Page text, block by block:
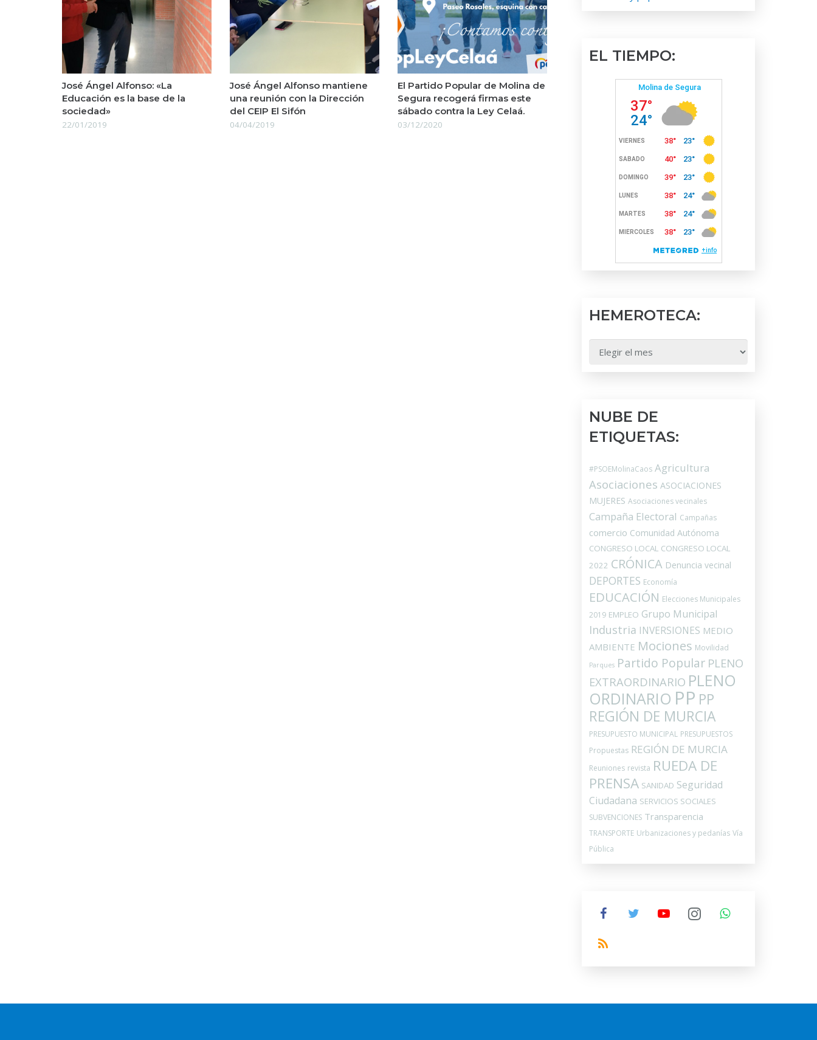
José Ángel Alfonso: «La
Educación es la base de la
sociedad»
22/01/2019
José Ángel Alfonso mantiene
una reunión con la Dirección
del CEIP El Sifón
04/04/2019
El Partido Popular de Molina de
Segura recogerá firmas este
sábado contra la Ley Celaá.
03/12/2020
EL TIEMPO:
HEMEROTECA:
NUBE DE
ETIQUETAS:
#PSOEMolinaCaos Agricultura
Asociaciones ASOCIACIONES
MUJERES Asociaciones vecinales
Campaña Electoral Campañas
comercio Comunidad Autónoma
CONGRESO LOCAL CONGRESO LOCAL
2022 CRÓNICA Denuncia vecinal
DEPORTES Economía
EDUCACIÓN Elecciones Municipales
2019 EMPLEO Grupo Municipal
Industria INVERSIONES MEDIO
AMBIENTE Mociones Movilidad
Parques Partido Popular PLENO
EXTRAORDINARIO PLENO
ORDINARIO PP PP
REGIÓN DE MURCIA
PRESUPUESTO MUNICIPAL PRESUPUESTOS
Propuestas REGIÓN DE MURCIA
Reuniones revista RUEDA DE
PRENSA SANIDAD Seguridad
Ciudadana SERVICIOS SOCIALES
SUBVENCIONES Transparencia
TRANSPORTE Urbanizaciones y pedanías Vía
Pública